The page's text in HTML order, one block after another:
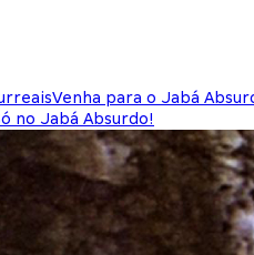
Venha para o Jabá
no Jabá Absurdo!